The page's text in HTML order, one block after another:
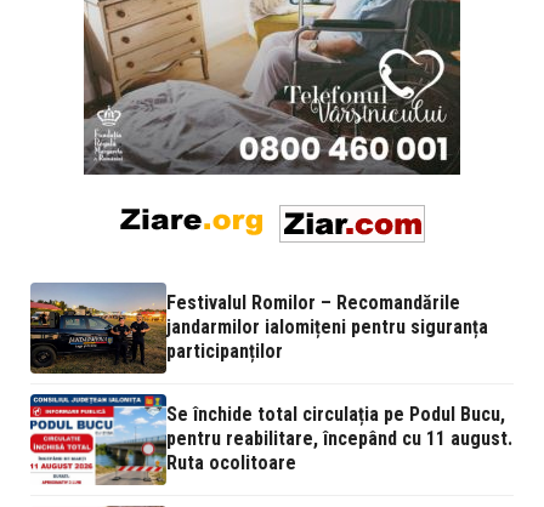
Festivalul Romilor – Recomandările
jandarmilor ialomițeni pentru siguranța
participanților
Se închide total circulația pe Podul Bucu,
pentru reabilitare, începând cu 11 august.
Ruta ocolitoare